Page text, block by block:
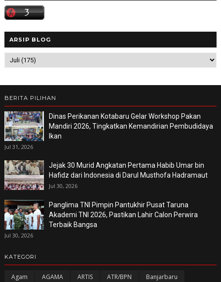
ARSIP BLOG
BERITA PILIHAN
Dinas Perikanan Kotabaru Gelar Workshop Pakan
Mandiri 2026, Tingkatkan Kemandirian Pembudidaya
Ikan
Jul 31, 2026
Jejak 30 Murid Angkatan Pertama Habib Umar bin
Hafidz dari Indonesia di Darul Musthofa Hadramaut
Jul 30, 2026
Panglima TNI Pimpin Pantukhir Pusat Taruna
Akademi TNI 2026, Pastikan Lahir Calon Perwira
Terbaik Bangsa
Jul 30, 2026
KATEGORI
Agam AGAMA ARTIS ATR/BPN
Banjarbaru